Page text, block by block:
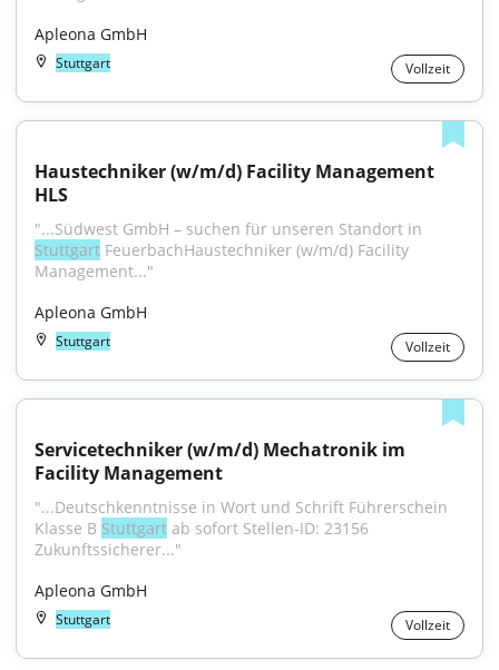
Apleona GmbH
Stuttgart Vollzeit
Haustechniker (w/m/d) Facility Management
HLS
Stuttgart FeuerbachHaustechniker (w/m/d) Facility
Management..."
Apleona GmbH
Stuttgart Vollzeit
Servicetechniker (w/m/d) Mechatronik im
Facility Management
"...Deutschkenntnisse in Wort und Schrift Führerschein
Klasse B Stuttgart ab sofort Stellen-ID: 23156
Zukunftssicherer..."
Apleona GmbH
Stuttgart Vollzeit